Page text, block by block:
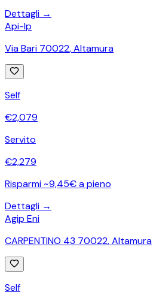
Dettagli →
Api-Ip
Via Bari 70022,Altamura
Self
€2,079
Servito
€2,279
Risparmi ~9,45€ a pieno
Dettagli →
Agip Eni
CARPENTINO 43 70022,Altamura
Self